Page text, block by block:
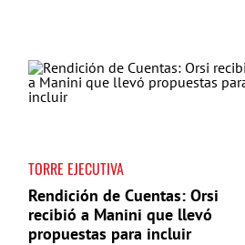
TORRE EJECUTIVA
Rendición de Cuentas: Orsi
recibió a Manini que llevó
propuestas para incluir